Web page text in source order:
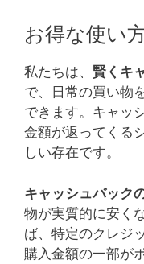
お得な使い
私たちは、 賢くキ
で、日常の買い物
できます。キャッ
金額が返ってくる
しい存在です。
キャッシュバック
物が実質的に安く
ば、特定のクレジ
購入金額の一部が